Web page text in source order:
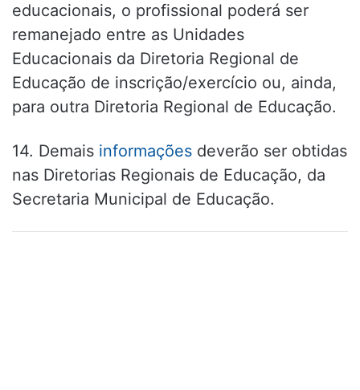
educacionais, o profissional poderá ser
remanejado entre as Unidades
Educacionais da Diretoria Regional de
Educação de inscrição/exercício ou, ainda,
para outra Diretoria Regional de Educação.
14. Demais informações deverão ser obtidas
nas Diretorias Regionais de Educação, da
Secretaria Municipal de Educação.